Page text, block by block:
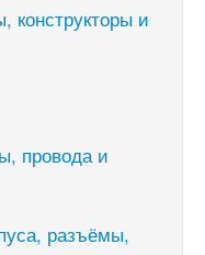
конструкторы и
провода и
разъёмы,